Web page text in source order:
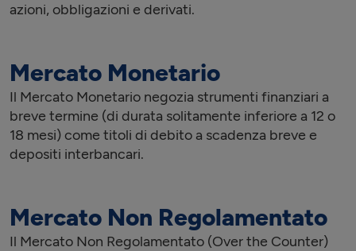
azioni, obbligazioni e derivati.
Mercato Monetario
Il Mercato Monetario negozia strumenti finanziari a
breve termine (di durata solitamente inferiore a 12 o
18 mesi) come titoli di debito a scadenza breve e
depositi interbancari.
Mercato Non Regolamentato
Il Mercato Non Regolamentato (Over the Counter)